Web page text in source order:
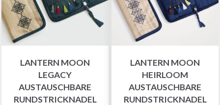
LANTERN MOON
LEGACY
AUSTAUSCHBARE
RUNDSTRICKNADEL
LANTERN MOON
HEIRLOOM
AUSTAUSCHBARE
RUNDSTRICKNADEL